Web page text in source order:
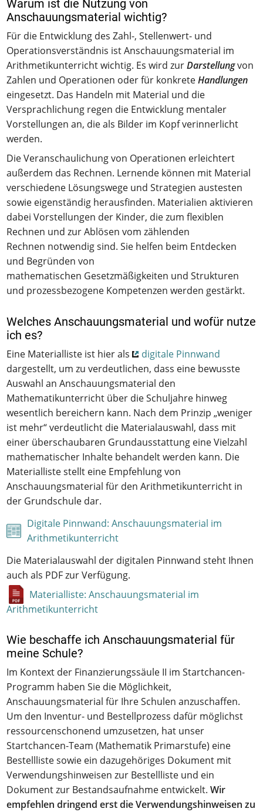
Warum ist die Nutzung von
Anschauungsmaterial wichtig?
Für die Entwicklung des Zahl-, Stellenwert- und
Operationsverständnis ist Anschauungsmaterial im
Arithmetikunterricht wichtig. Es wird zurDarstellungvon
Zahlen und Operationen oder für konkreteHandlungen
eingesetzt. Das Handeln mit Material und die
Versprachlichung regen die Entwicklung mentaler
Vorstellungen an, die als Bilder im Kopf verinnerlicht
werden.
Die Veranschaulichung von Operationen erleichtert
außerdem das Rechnen. Lernende können mit Material
verschiedene Lösungswege und Strategien austesten
sowie eigenständig herausfinden. Materialien aktivieren
dabei Vorstellungen der Kinder, die zum flexiblen
Rechnen und zur Ablösen vom zählenden
Rechnen notwendig sind. Sie helfen beim Entdecken
und Begründen von
mathematischen Gesetzmäßigkeiten und Strukturen
und prozessbezogene Kompetenzen werden gestärkt.
Welches Anschauungsmaterial und wofür nutze
ich es?
Eine Materialliste ist hier als
digitale Pinnwand
dargestellt, um zu verdeutlichen, dass eine bewusste
Auswahl an Anschauungsmaterial den
Mathematikunterricht über die Schuljahre hinweg
wesentlich bereichern kann. Nach dem Prinzip „weniger
ist mehr“ verdeutlicht die Materialauswahl, dass mit
einer überschaubaren Grundausstattung eine Vielzahl
mathematischer Inhalte behandelt werden kann. Die
Materialliste stellt eine Empfehlung von
Anschauungsmaterial für den Arithmetikunterricht in
der Grundschule dar.
Digitale Pinnwand: Anschauungsmaterial im
Arithmetikunterricht
Die Materialauswahl der digitalen Pinnwand steht Ihnen
auch als PDF zur Verfügung.
Materialliste: Anschauungsmaterial im
Arithmetikunterricht
Wie beschaffe ich Anschauungsmaterial für
meine Schule?
Im Kontext der Finanzierungssäule II im Startchancen-
Programm haben Sie die Möglichkeit,
Anschauungsmaterial für Ihre Schulen anzuschaffen.
Um den Inventur- und Bestellprozess dafür möglichst
ressourcenschonend umzusetzen, hat unser
Startchancen-Team (Mathematik Primarstufe) eine
Bestellliste sowie ein dazugehöriges Dokument mit
Verwendungshinweisen zur Bestellliste und ein
Dokument zur Bestandsaufnahme entwickelt.Wir
empfehlen dringend erst die Verwendungshinweisen zu